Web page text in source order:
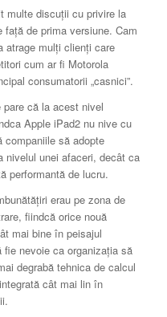
multe discuţii cu privire la
de prima versiune. Cam
atrage mulţi clienţi care
cum ar fi Motorola
consumatorii „casnici”.
că la acest nivel
Apple iPad2 nu nive cu
companiile să adopte
nivelul unei afaceri, decât ca
performantă de lucru.
erau pe zona de
fiindcă orice nouă
mai bine în peisajul
nevoie ca organizaţia să
degrabă tehnica de calcul
cât mai lin în